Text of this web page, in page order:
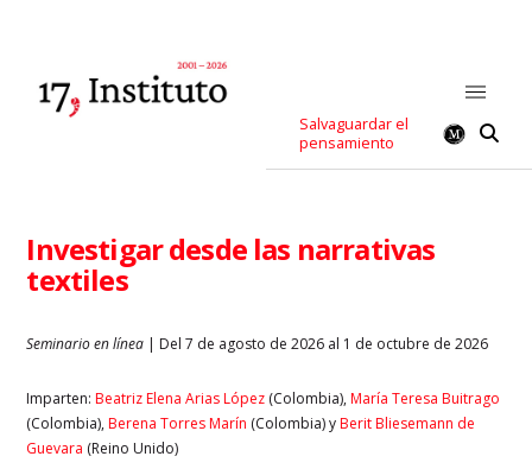
Salvaguardar el
pensamiento
Investigar desde las narrativas
textiles
Seminario en línea | Del 7 de agosto de 2026 al 1 de octubre de 2026
Imparten:Beatriz Elena Arias López (Colombia),María Teresa Buitrago
(Colombia),Berena Torres Marín (Colombia) yBerit Bliesemann de
Guevara (Reino Unido)